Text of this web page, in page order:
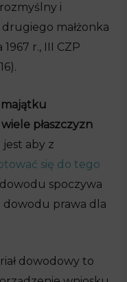
i
małżonka
r., III CZP
majątku
płaszczyzn
aby z
się do tego
spoczywa
prawa dla
dowodowy to